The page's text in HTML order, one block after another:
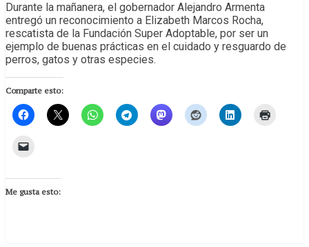
Durante la mañanera, el gobernador Alejandro Armenta
entregó un reconocimiento a Elizabeth Marcos Rocha,
rescatista de la Fundación Super Adoptable, por ser un
ejemplo de buenas prácticas en el cuidado y resguardo de
perros, gatos y otras especies.
Comparte esto:
Me gusta esto: